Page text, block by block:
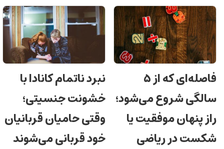
فاصله‌ای که از ۵
سالگی شروع می‌شود؛
راز پنهان موفقیت یا
شکست در ریاضی
نبرد ناتمام کانادا با
خشونت جنسیتی؛
وقتی حامیان قربانیان
خود قربانی می‌شوند